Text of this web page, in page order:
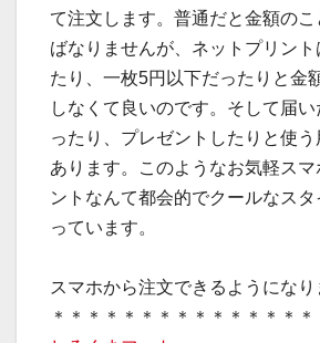
て注文します。普通だと金額の
ばなりませんが、ネットプリン
たり、一枚5円以下だったりと金
しなくて良いのです。そして届
ったり、プレゼントしたりと使
あります。このようなお気軽スマ
ントなんて都会的でクールなス
っています。
スマホから注文できるようになり
＊＊＊＊＊＊＊＊＊＊＊＊＊＊＊